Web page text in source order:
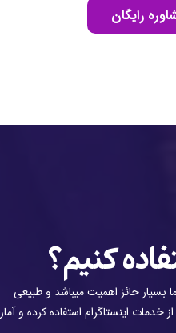
رایگان
کنیم؟
بسیار حائز اهمیت میباشد و طبیعی
خدمات اینستاگرام استفاده کرده و آمار